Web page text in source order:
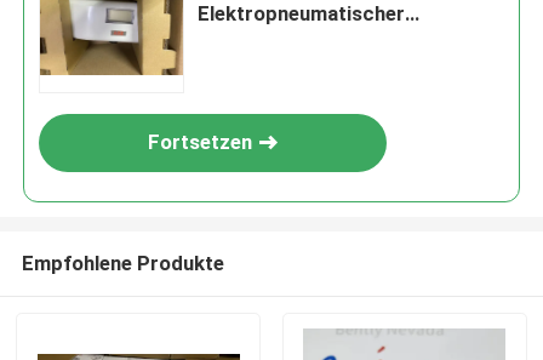
Elektropneumatischer
Fortsetzen
Empfohlene Produkte